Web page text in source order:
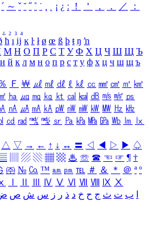
´ ～ ˇ ˘ ˝ ˚ ˙ ¸ ¡ ¿ ː ！ ＇ ， ． ／
：
₁ ₂ ₃ ₄
ħ ı ĳ ĸ ŀ ł ø œ ß þ ŧ ŋ ŉ
М Н О П Р С Т У Ф Х Ц Ч Ш Щ Ъ
и й к л м н о п р с т у ф х ц ч ш щ ъ
％ Ｆ ￦ ㎕ ㎖ ㎗ ℓ ㎘ ㏄ ㎣ ㎤ ㎥ ㎦
㏊ ㎍ ㎎ ㎏ ㏏ ㎈ ㎉ ㏈ ㎧ ㎨ ㎰
㎁ ㎂ ㎃ ㎄ ㎺ ㎻ ㎽ ㎾ ㎿ ㎐ ㎑
㏅ ㎭ ㎮ ㎯ ㏛ ㎩ ㎪ ㎫ ㎬ ㏝ ㏐
㏓
△ ▽ → ← ↑ ↓ ↔ 〓 ◁ ◀ ▷ ▶ ♤
▨ ▧ ▦ ▩ ♨ ☏ ☎ ☜ ☞ ¶ †
㈜ № ㏇ ™ ㏂ ㏘ ℡ ＃ ＆ ＊ ＠ ª º
Ⅳ Ⅴ Ⅵ Ⅶ Ⅷ Ⅸ Ⅹ
ب ت ث ج ح خ د ذ ر ز س ش ص